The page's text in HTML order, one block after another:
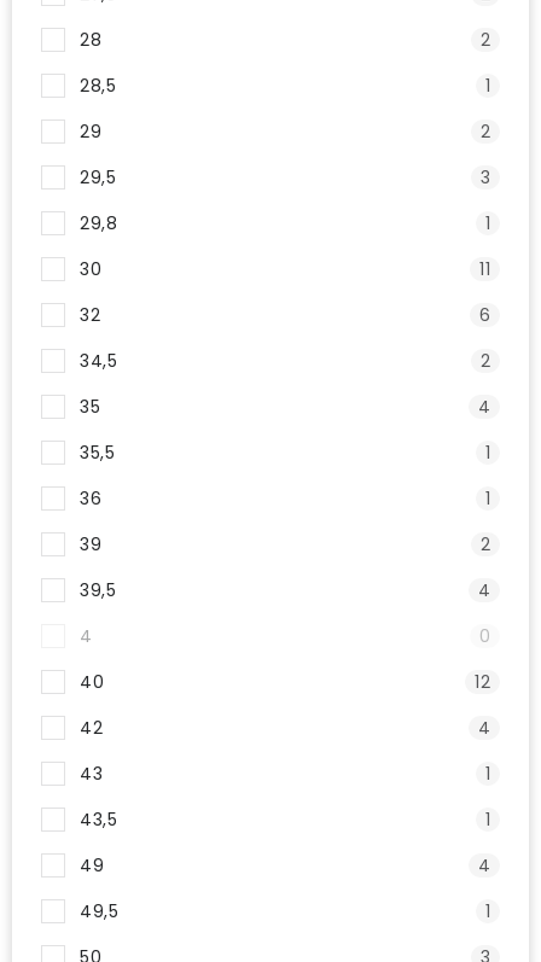
28
2
28,5
1
29
2
29,5
3
29,8
1
30
11
32
6
34,5
2
35
4
35,5
1
36
1
39
2
39,5
4
4
0
40
12
42
4
43
1
43,5
1
49
4
49,5
1
50
3